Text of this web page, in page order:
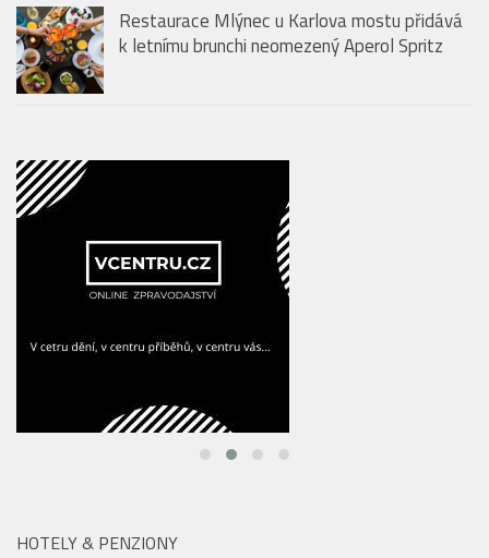
Restaurace Mlýnec u Karlova mostu přidává
k letnímu brunchi neomezený Aperol Spritz
HOTELY & PENZIONY